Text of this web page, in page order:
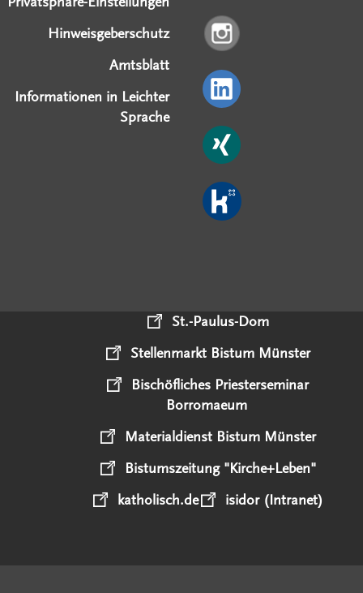
Hinweisgeberschutz
Amtsblatt
Informationen in Leichter
Sprache
St.-Paulus-Dom
Stellenmarkt Bistum Münster
Bischöfliches Priesterseminar
Borromaeum
Materialdienst Bistum Münster
Bistumszeitung "Kirche+Leben"
katholisch.de
isidor (Intranet)